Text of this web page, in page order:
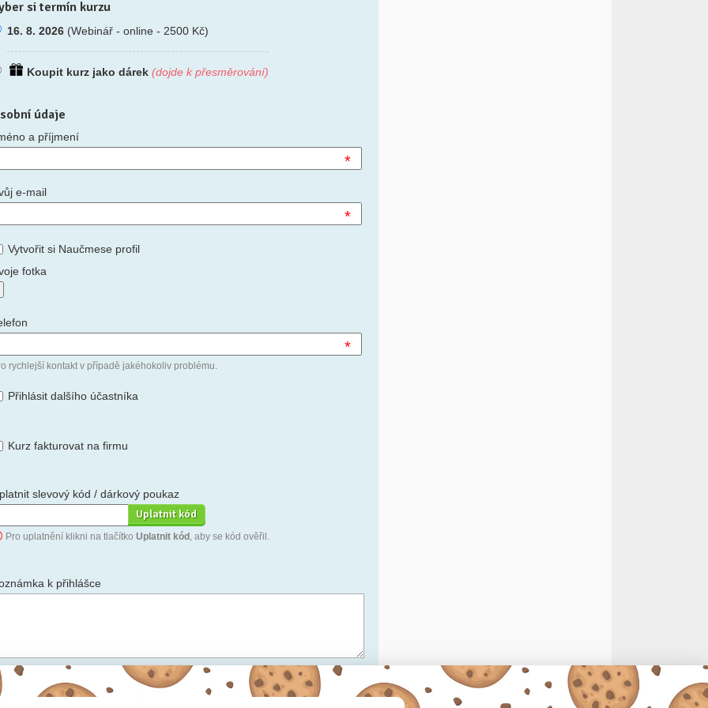
si termín kurzu
16. 8. 2026 (Webinář - online - 2500 Kč)
Koupit kurz jako dárek (dojde k přesměrování)
údaje
a příjmení
*
e-mail
*
Vytvořit si Naučmese profil
fotka
*
rychlejší kontakt v případě jakéhokoliv problému.
Přihlásit dalšího účastníka
Kurz fakturovat na firmu
slevový kód / dárkový poukaz
Pro uplatnění klikni na tlačítko Uplatnit kód , aby se kód ověřil.
k přihlášce
li se na cokoli zeptat, nebo ke své přihlášce poznamenat.
Anonymní profil– odesláním přihlášky se automaticky vytvoří tvůj